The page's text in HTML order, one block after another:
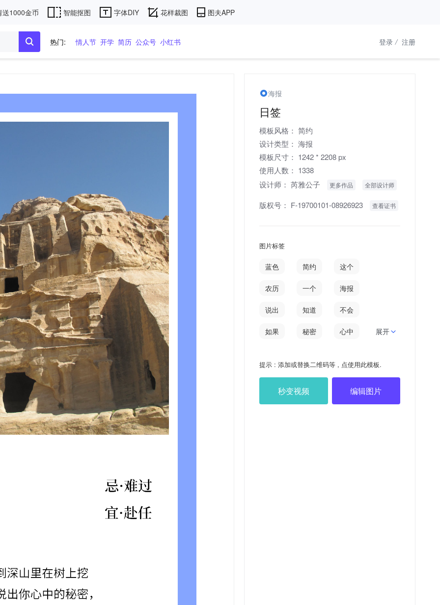
送1000金币 智能抠图 字体DIY 花样裁图 图夫APP
热门: 情人节 开学 简历 公众号 小红书 登录 / 注册
海报
日签
模板风格： 简约
设计类型： 海报
模板尺寸： 1242 * 2208 px
使用人数： 1338
设计师： 芮雅公子 更多作品 全部设计师
版权号： F-19700101-08926923 查看证书
图片标签
蓝色 简约 这个
农历 一个 海报
说出 知道 不会
如果 秘密 心中
树上 对着 赴任
展开
提示 : 添加或替换二维码等 , 点使用此模板.
秒变视频 编辑图片